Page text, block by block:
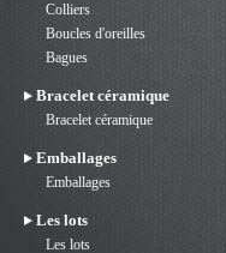
Colliers
Boucles d'oreilles
Bagues
Bracelet céramique
Bracelet céramique
Emballages
Emballages
Les lots
Les lots